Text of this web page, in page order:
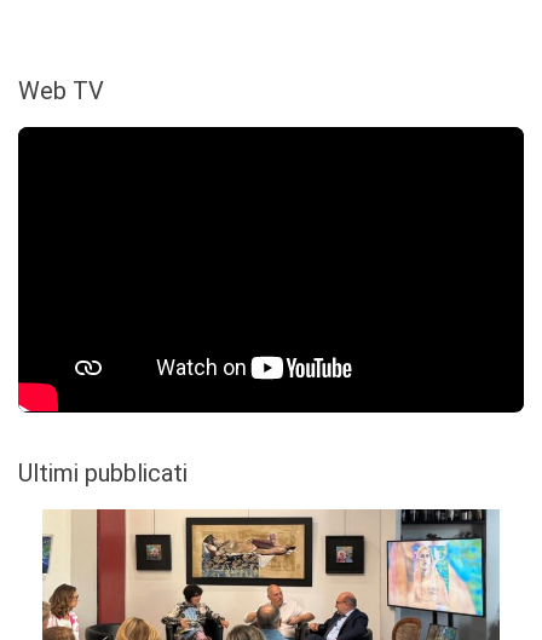
Web TV
Ultimi pubblicati